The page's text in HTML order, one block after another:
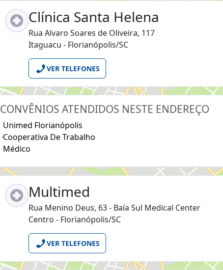
Clínica Santa Helena
Rua Alvaro Soares de Oliveira, 117
Itaguacu - Florianópolis/SC
VER TELEFONES
CONVÊNIOS ATENDIDOS NESTE ENDEREÇO
Unimed Florianópolis
Cooperativa De Trabalho
Médico
Multimed
Rua Menino Deus, 63 - Baía Sul Medical Center
Centro - Florianópolis/SC
VER TELEFONES